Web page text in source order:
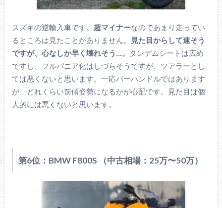
スズキの逆輸入車です。 超マイナーなのであまり走ってい
るところは見たことがありません。
見た目からして速そう
ですが、心なしか早く壊れそう…。
タンデムシートは広め
ですし、フルパニア化はしづらそうですが、ツアラーとし
ては悪くないと思います。一応バーハンドルではあります
が、どれくらい前傾姿勢になるかが心配です。見た目は個
人的には悪くないと思います。
第6位：BMW F800S （中古相場：25万〜50万）